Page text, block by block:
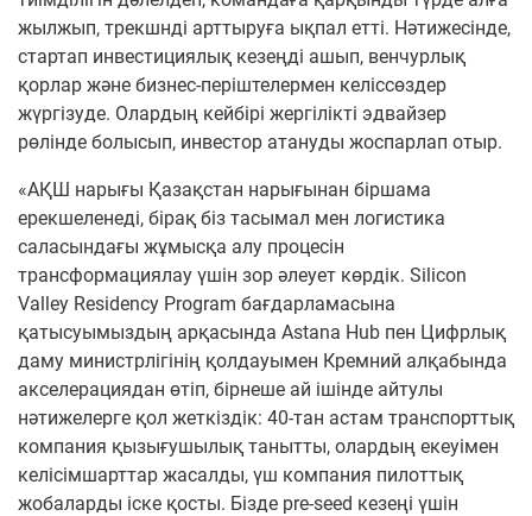
жылжып, трекшнді арттыруға ықпал етті. Нәтижесінде,
стартап инвестициялық кезеңді ашып, венчурлық
қорлар және бизнес-періштелермен келіссөздер
жүргізуде. Олардың кейбірі жергілікті эдвайзер
рөлінде болысып, инвестор атануды жоспарлап отыр.
«АҚШ нарығы Қазақстан нарығынан біршама
ерекшеленеді, бірақ біз тасымал мен логистика
саласындағы жұмысқа алу процесін
трансформациялау үшін зор әлеует көрдік. Silicon
Valley Residency Program бағдарламасына
қатысуымыздың арқасында Astana Hub пен Цифрлық
даму министрлігінің қолдауымен Кремний алқабында
акселерациядан өтіп, бірнеше ай ішінде айтулы
нәтижелерге қол жеткіздік: 40-тан астам транспорттық
компания қызығушылық танытты, олардың екеуімен
келісімшарттар жасалды, үш компания пилоттық
жобаларды іске қосты. Бізде pre-seed кезеңі үшін